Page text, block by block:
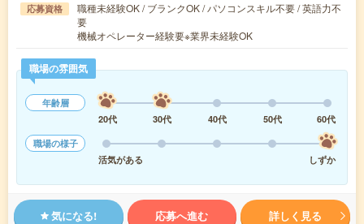
応募資格
職種未経験OK / ブランクOK / パソコンスキル不要 / 英語力不
要
機械オペレーター経験要※業界未経験OK
職場の雰囲気
年齢層
20代
30代 40代 50代
60代
職場の様子
活気がある
しずか
気になる! 応募へ進む 詳しく見る